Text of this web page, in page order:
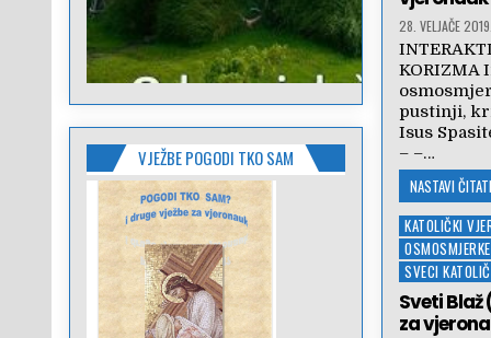
28. VELJAČE 2019.
KORIZMA
pustinji,
Isus
– –…
NASTAVI
Posted
in
KATOLIČKI
SVECI
Sveti
za
VJEŽBE POGODI TKO SAM